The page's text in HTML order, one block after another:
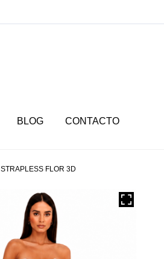
BLOG CONTACTO
STRAPLESS FLOR 3D